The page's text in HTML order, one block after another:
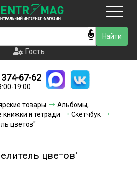
Гость
Новинки
доставки
оплаты
Гость
67-62
19:00
товары
Альбомы,
книжки и тетради
Скетчбук
цветов"
цветов"